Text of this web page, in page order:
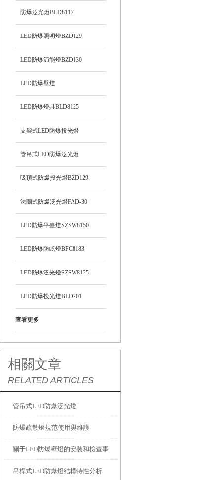
防爆泛光燈BLD8117
LED防爆照明燈BZD129
LED防爆節能燈BZD130
LED防爆壁燈
LED防爆燈具BLD8125
支架式LED防爆投光燈
管吊式LED防爆泛光燈
吸頂式防爆投光燈BZD129
法蘭式防爆泛光燈FAD-30
LED防爆平臺燈SZSW8150
LED防爆防眩燈BFC8183
LED防爆泛光燈SZSW8125
LED防爆投光燈BLD201
查看更多
相關文章
RELATED ARTICLES
管吊式LED防爆泛光燈
防爆疏散燈規范使用與維護
關于LED防爆壁燈的安裝和檢查事
項，有這些需要注意的方面
吊桿式LED防爆燈結構特性分析